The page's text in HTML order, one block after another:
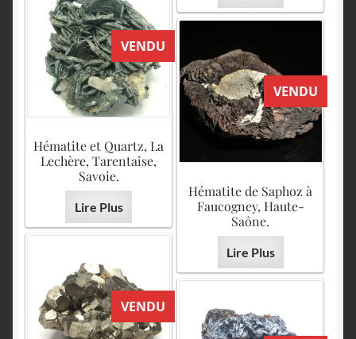
VENDU
Hématite et Quartz, La
Lechère, Tarentaise,
Savoie.
Lire Plus
VENDU
Hématite de Saphoz à
Faucogney, Haute-
Saône.
Lire Plus
VENDU